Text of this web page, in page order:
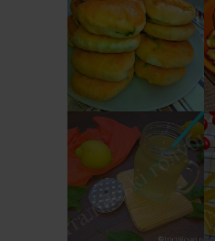
ОСЕТИНСЬКІ
ПИРІЖКИ ЗІ
ШПИНАТОМ І
СИРОМ
ЛИМОНАД З
БАЗИЛІКОМ
(LIMONATA AL
BASILICO)